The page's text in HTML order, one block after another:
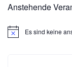
Anstehende
H
Es sind keine